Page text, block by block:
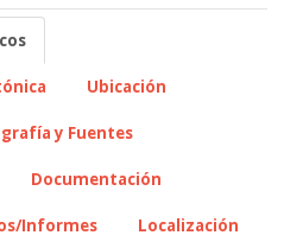
Ubicación
y Fuentes
Documentación
Informes
Localización